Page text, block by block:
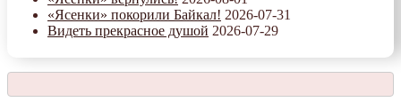
«Ясенки» покорили Байкал! 2026-07-31
Видеть прекрасное душой 2026-07-29